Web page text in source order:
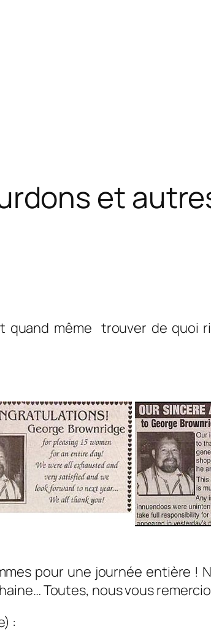
et
quand même trouver de quoi
pour une journée entière !
Toutes, nous vous
: